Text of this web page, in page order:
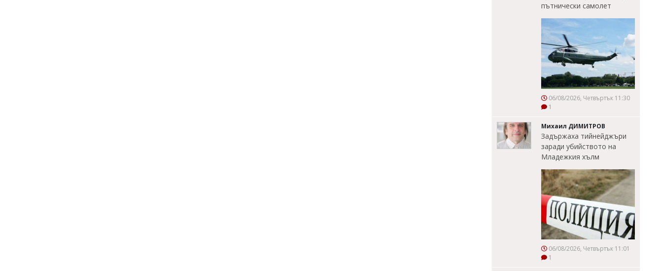
пътнически самолет
06/08/2026, Четвъртък 11:30
1
Михаил ДИМИТРОВ
Задържаха тийнейджъри
заради убийството на
Младежкия хълм
06/08/2026, Четвъртък 11:01
1